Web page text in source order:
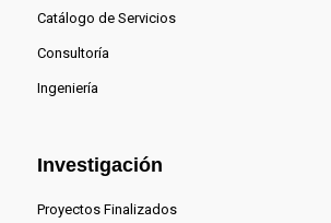
Catálogo de Servicios
Consultoría
Ingeniería
Investigación
Proyectos Finalizados